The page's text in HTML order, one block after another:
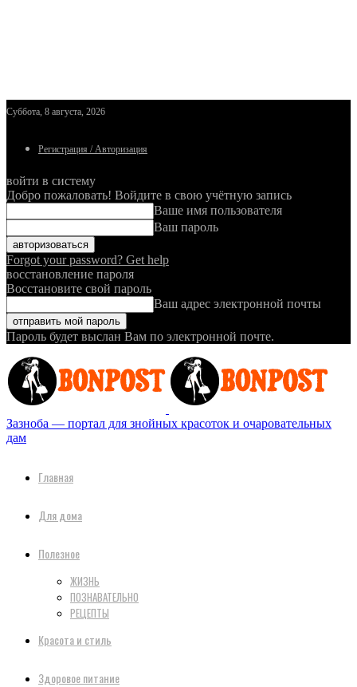
Суббота, 8 августа, 2026
Регистрация / Авторизация
войти в систему
Добро пожаловать! Войдите в свою учётную запись
Ваше имя пользователя
Ваш пароль
Forgot your password? Get help
восстановление пароля
Восстановите свой пароль
Ваш адрес электронной почты
Пароль будет выслан Вам по электронной почте.
Зазноба — портал для знойных красоток и очаровательных
дам
Главная
Для дома
Полезное
ЖИЗНЬ
ПОЗНАВАТЕЛЬНО
РЕЦЕПТЫ
Красота и стиль
Здоровое питание